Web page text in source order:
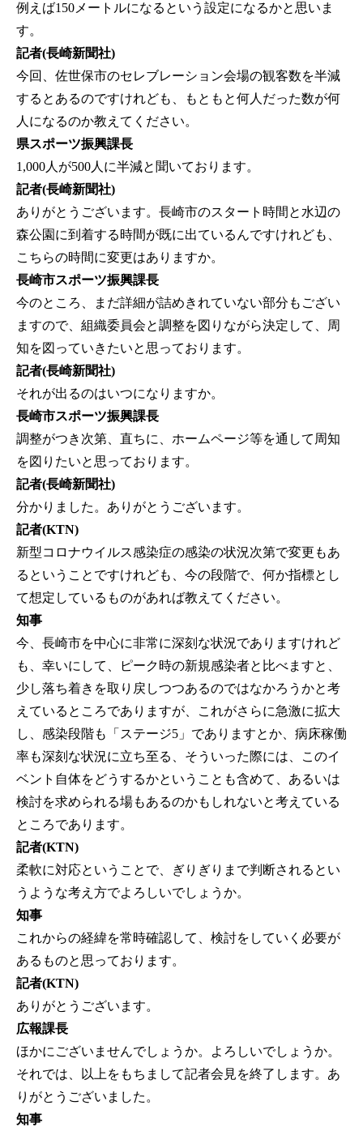
例えば150メートルになるという設定になるかと思いま
す。
記者(長崎新聞社)
今回、佐世保市のセレブレーション会場の観客数を半減
するとあるのですけれども、もともと何人だった数が何
人になるのか教えてください。
県スポーツ振興課長
1,000人が500人に半減と聞いております。
記者(長崎新聞社)
ありがとうございます。長崎市のスタート時間と水辺の
森公園に到着する時間が既に出ているんですけれども、
こちらの時間に変更はありますか。
長崎市スポーツ振興課長
今のところ、まだ詳細が詰めきれていない部分もござい
ますので、組織委員会と調整を図りながら決定して、周
知を図っていきたいと思っております。
記者(長崎新聞社)
それが出るのはいつになりますか。
長崎市スポーツ振興課長
調整がつき次第、直ちに、ホームページ等を通して周知
を図りたいと思っております。
記者(長崎新聞社)
分かりました。ありがとうございます。
記者(KTN)
新型コロナウイルス感染症の感染の状況次第で変更もあ
るということですけれども、今の段階で、何か指標とし
て想定しているものがあれば教えてください。
知事
今、長崎市を中心に非常に深刻な状況でありますけれど
も、幸いにして、ピーク時の新規感染者と比べますと、
少し落ち着きを取り戻しつつあるのではなかろうかと考
えているところでありますが、これがさらに急激に拡大
し、感染段階も「ステージ5」でありますとか、病床稼働
率も深刻な状況に立ち至る、そういった際には、このイ
ベント自体をどうするかということも含めて、あるいは
検討を求められる場もあるのかもしれないと考えている
ところであります。
記者(KTN)
柔軟に対応ということで、ぎりぎりまで判断されるとい
うような考え方でよろしいでしょうか。
知事
これからの経緯を常時確認して、検討をしていく必要が
あるものと思っております。
記者(KTN)
ありがとうございます。
広報課長
ほかにございませんでしょうか。よろしいでしょうか。
それでは、以上をもちまして記者会見を終了します。あ
りがとうございました。
知事